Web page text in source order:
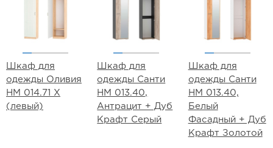
Шкаф для
одежды Оливия
НМ 014.71 Х
(левый)
Шкаф для
одежды Санти
НМ 013.40,
Антрацит + Дуб
Крафт Серый
Шкаф для
одежды Санти
НМ 013.40,
Белый
Фасадный + Дуб
Крафт Золотой